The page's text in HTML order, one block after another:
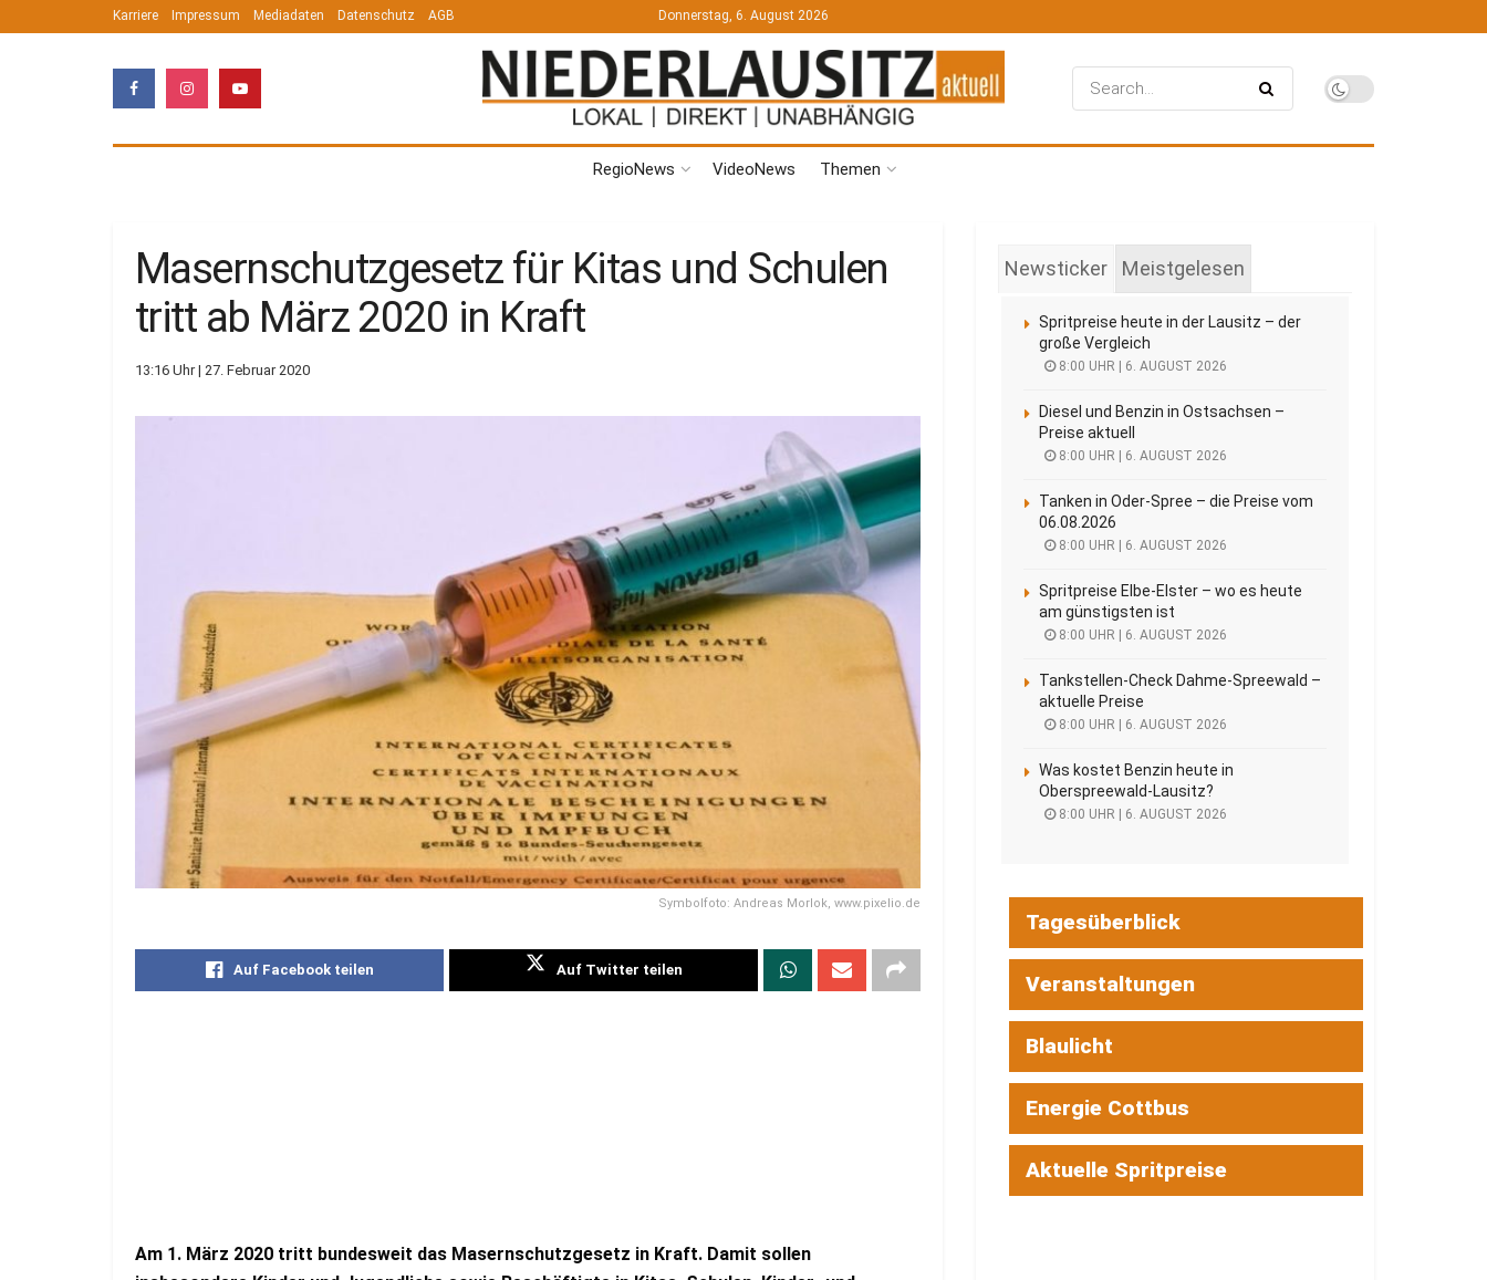
Karriere Impressum Mediadaten Datenschutz AGB Donnerstag, 6. August 2026
RegioNews VideoNews Themen
Masernschutzgesetz für Kitas und Schulen
tritt ab März 2020 in Kraft
13:16 Uhr | 27. Februar 2020
Symbolfoto: Andreas Morlok, www.pixelio.de
Auf Facebook teilen Auf Twitter teilen
Am 1. März 2020 tritt bundesweit das Masernschutzgesetz in Kraft. Damit sollen
Newsticker Meistgelesen
Spritpreise heute in der Lausitz – der
große Vergleich
8:00 UHR | 6. AUGUST 2026
Diesel und Benzin in Ostsachsen –
Preise aktuell
8:00 UHR | 6. AUGUST 2026
Tanken in Oder-Spree – die Preise vom
06.08.2026
8:00 UHR | 6. AUGUST 2026
Spritpreise Elbe-Elster – wo es heute
am günstigsten ist
8:00 UHR | 6. AUGUST 2026
Tankstellen-Check Dahme-Spreewald –
aktuelle Preise
8:00 UHR | 6. AUGUST 2026
Was kostet Benzin heute in
Oberspreewald-Lausitz?
8:00 UHR | 6. AUGUST 2026
Tagesüberblick
Veranstaltungen
Blaulicht
Energie Cottbus
Aktuelle Spritpreise